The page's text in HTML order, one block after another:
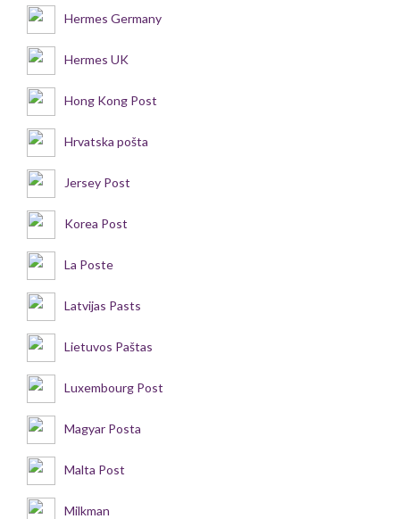
Hermes Germany
Hermes UK
Hong Kong Post
Hrvatska pošta
Jersey Post
Korea Post
La Poste
Latvijas Pasts
Lietuvos Paštas
Luxembourg Post
Magyar Posta
Malta Post
Milkman